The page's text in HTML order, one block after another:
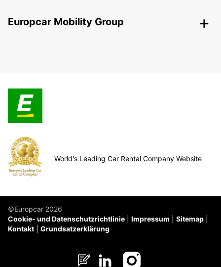
Europcar Mobility Group
World's Leading Car Rental Company Website
©Europcar 2026
Cookie- und Datenschutzrichtlinie
Impressum
Sitemap
Kontakt
Grundsatzerklärung